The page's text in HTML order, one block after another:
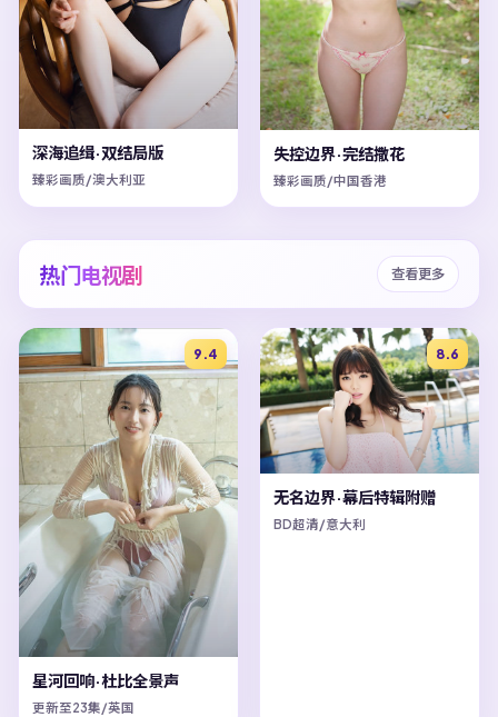
深海追缉·双结局版
臻彩画质/澳大利亚
失控边界·完结撒花
臻彩画质/中国香港
热门电视剧 查看更多
9.4
星河回响·杜比全景声
更新至23集/英国
8.6
无名边界·幕后特辑附赠
BD超清/意大利